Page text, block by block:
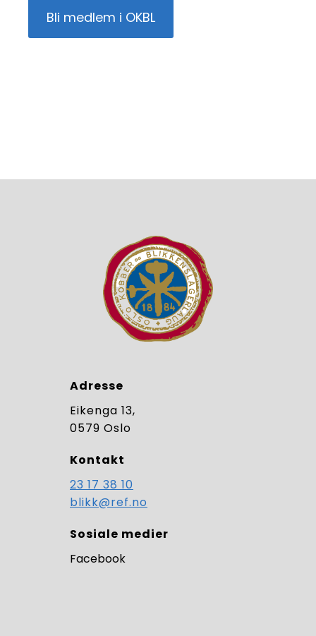
Bli medlem i OKBL
Adresse
Eikenga 13,
0579 Oslo
Kontakt
23 17 38 10
blikk@ref.no
Sosiale medier
Facebook